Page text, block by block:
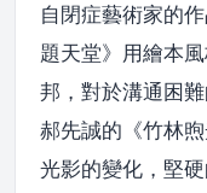
自閉症藝術家的
題天堂》用繪本
邦，對於溝通困
郝先誠的《竹林
光影的變化，堅